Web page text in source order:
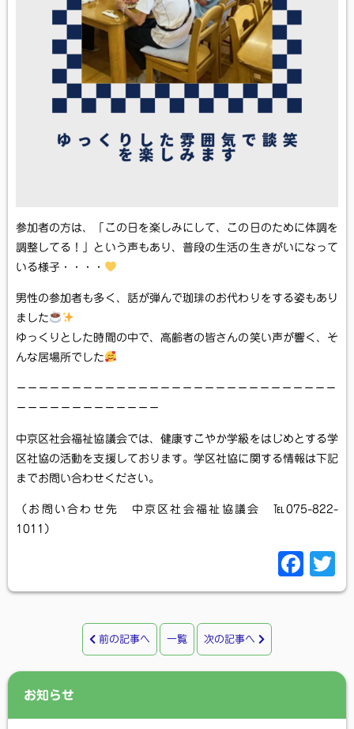
参加者の方は、「この日を楽しみにして、この日のために体調を
調整してる！」という声もあり、普段の生活の生きがいになって
いる様子・・・・
男性の参加者も多く、話が弾んで珈琲のお代わりをする姿もあり
ました
ゆっくりとした時間の中で、高齢者の皆さんの笑い声が響く、そ
んな居場所でした
－－－－－－－－－－－－－－－－－－－－－－－－－－－－－
－－－－－－－－－－－－－
中京区社会福祉協議会では、健康すこやか学級をはじめとする学
区社協の活動を支援しております。学区社協に関する情報は下記
までお問い合わせください。
（お問い合わせ先 中京区社会福祉協議会 ℡075-822-
1011）
F
a
b
o
t
e
r
前の記事へ 一覧 次の記事へ
お知らせ